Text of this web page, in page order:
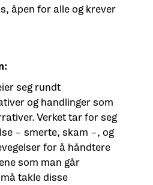
åpen for alle og krever
seg rundt
og handlinger som
Verket tar for seg
– smerte, skam –, og
for å håndtere
som man går
takle disse